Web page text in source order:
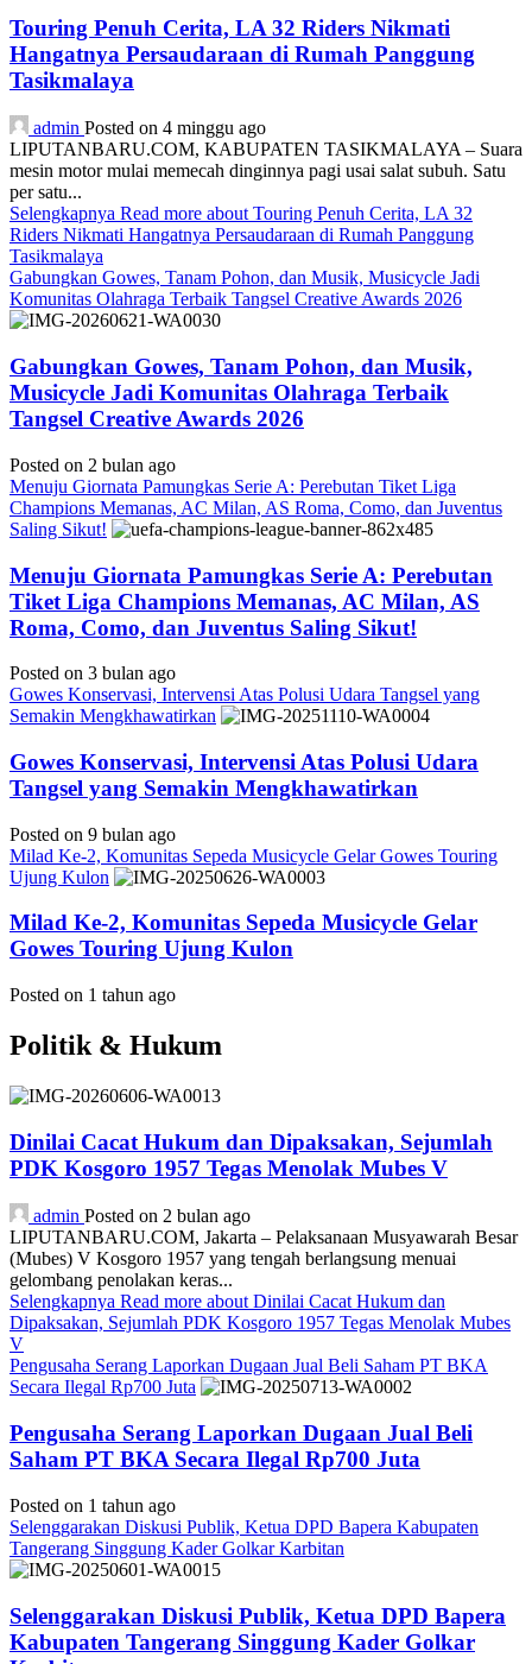
Touring Penuh Cerita, LA 32 Riders Nikmati
Hangatnya Persaudaraan di Rumah Panggung
Tasikmalaya
admin Posted on 4 minggu ago
LIPUTANBARU.COM, KABUPATEN TASIKMALAYA – Suara
mesin motor mulai memecah dinginnya pagi usai salat subuh. Satu
per satu...
Selengkapnya Read more about Touring Penuh Cerita, LA 32
Riders Nikmati Hangatnya Persaudaraan di Rumah Panggung
Tasikmalaya
Gabungkan Gowes, Tanam Pohon, dan Musik, Musicycle Jadi
Komunitas Olahraga Terbaik Tangsel Creative Awards 2026
Gabungkan Gowes, Tanam Pohon, dan Musik,
Musicycle Jadi Komunitas Olahraga Terbaik
Tangsel Creative Awards 2026
Posted on 2 bulan ago
Menuju Giornata Pamungkas Serie A: Perebutan Tiket Liga
Champions Memanas, AC Milan, AS Roma, Como, dan Juventus
Saling Sikut!
Menuju Giornata Pamungkas Serie A: Perebutan
Tiket Liga Champions Memanas, AC Milan, AS
Roma, Como, dan Juventus Saling Sikut!
Posted on 3 bulan ago
Gowes Konservasi, Intervensi Atas Polusi Udara Tangsel yang
Semakin Mengkhawatirkan
Gowes Konservasi, Intervensi Atas Polusi Udara
Tangsel yang Semakin Mengkhawatirkan
Posted on 9 bulan ago
Milad Ke-2, Komunitas Sepeda Musicycle Gelar Gowes Touring
Ujung Kulon
Milad Ke-2, Komunitas Sepeda Musicycle Gelar
Gowes Touring Ujung Kulon
Posted on 1 tahun ago
Politik & Hukum
Dinilai Cacat Hukum dan Dipaksakan, Sejumlah
PDK Kosgoro 1957 Tegas Menolak Mubes V
admin Posted on 2 bulan ago
LIPUTANBARU.COM, Jakarta – Pelaksanaan Musyawarah Besar
(Mubes) V Kosgoro 1957 yang tengah berlangsung menuai
gelombang penolakan keras...
Selengkapnya Read more about Dinilai Cacat Hukum dan
Dipaksakan, Sejumlah PDK Kosgoro 1957 Tegas Menolak Mubes
V
Pengusaha Serang Laporkan Dugaan Jual Beli Saham PT BKA
Secara Ilegal Rp700 Juta
Pengusaha Serang Laporkan Dugaan Jual Beli
Saham PT BKA Secara Ilegal Rp700 Juta
Posted on 1 tahun ago
Selenggarakan Diskusi Publik, Ketua DPD Bapera Kabupaten
Tangerang Singgung Kader Golkar Karbitan
Selenggarakan Diskusi Publik, Ketua DPD Bapera
Kabupaten Tangerang Singgung Kader Golkar